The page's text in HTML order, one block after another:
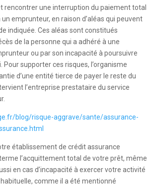
rencontrer une interruption du paiement total
un emprunteur, en raison d’aléas qui peuvent
indiquée. Ces aléas sont constitués
de la personne qui a adhéré à une
ou par son incapacité à poursuivre
Pour supporter ces risques, l’organisme
d’une entité tierce de payer le reste du
l’entreprise prestataire du service
blog/risque-aggrave/sante/assurance-
établissement de crédit assurance
l’acquittement total de votre prêt, même
en cas d’incapacité à exercer votre activité
comme il a été mentionné